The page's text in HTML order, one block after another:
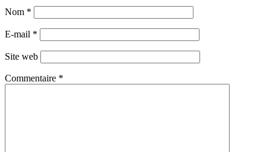
Nom *
E-mail *
Site web
Commentaire *